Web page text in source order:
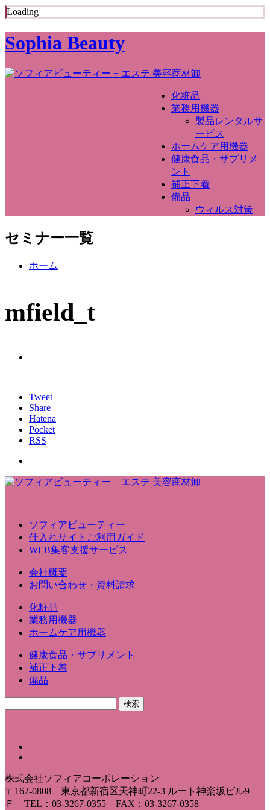
Loading
Sophia Beauty
化粧品
業務用機器
製品レンタルサ
ービス
ホームケア用機器
健康食品・サプリメ
ント
補正下着
備品
ウィルス対策
セミナー一覧
ホーム
mfield_t
Tweet
Share
Hatena
Pocket
RSS
ソフィアビューティー
仕入れサイトご利用ガイド
WEB集客支援サービス
会社概要
お問い合わせ・資料請求
化粧品
業務用機器
ホームケア用機器
健康食品・サプリメント
補正下着
備品
株式会社ソフィアコーポレーション
〒162-0808 東京都新宿区天神町22-3 ルート神楽坂ビル9
Ｆ TEL：03-3267-0355 FAX：03-3267-0358